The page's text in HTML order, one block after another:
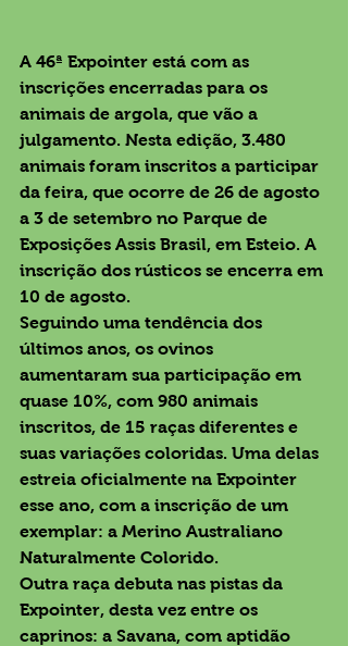
A 46ª Expointer está com as
inscrições encerradas para os
animais de argola, que vão a
julgamento. Nesta edição, 3.480
animais foram inscritos a participar
da feira, que ocorre de 26 de agosto
a 3 de setembro no Parque de
Exposições Assis Brasil, em Esteio. A
inscrição dos rústicos se encerra em
10 de agosto.
Seguindo uma tendência dos
últimos anos, os ovinos
aumentaram sua participação em
quase 10%, com 980 animais
inscritos, de 15 raças diferentes e
suas variações coloridas. Uma delas
estreia oficialmente na Expointer
esse ano, com a inscrição de um
exemplar: a Merino Australiano
Naturalmente Colorido.
Outra raça debuta nas pistas da
Expointer, desta vez entre os
caprinos: a Savana, com aptidão